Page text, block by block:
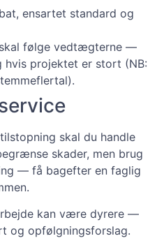
ensartet standard og
skal følge vedtægterne —
hvis projektet er stort (NB:
skal du handle
skader, men brug
— få bagefter en faglig
kan være dyrere —
og opfølgningsforslag.